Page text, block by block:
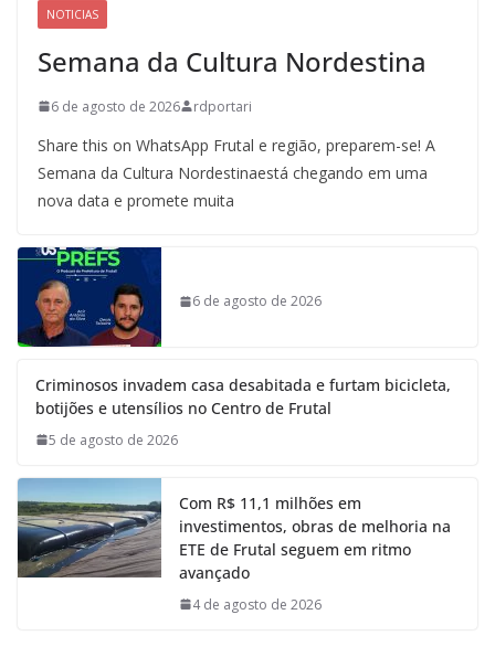
NOTICIAS
Semana da Cultura Nordestina
6 de agosto de 2026 rdportari
Share this on WhatsApp Frutal e região, preparem-se! A
Semana da Cultura Nordestinaestá chegando em uma
nova data e promete muita
6 de agosto de 2026
Criminosos invadem casa desabitada e furtam bicicleta,
botijões e utensílios no Centro de Frutal
5 de agosto de 2026
Com R$ 11,1 milhões em
investimentos, obras de melhoria na
ETE de Frutal seguem em ritmo
avançado
4 de agosto de 2026